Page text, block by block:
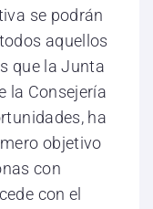
se podrán
aquellos
que la Junta
la Consejería
ha
objetivo
con
con el